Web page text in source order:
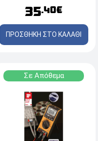
35.40€
ΠΡΟΣΘΗΚΗ ΣΤΟ ΚΑΛΑΘΙ
Σε Απόθεμα